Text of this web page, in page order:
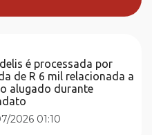
é processada por
de R 6 mil relacionada a
alugado durante
2026 01:10